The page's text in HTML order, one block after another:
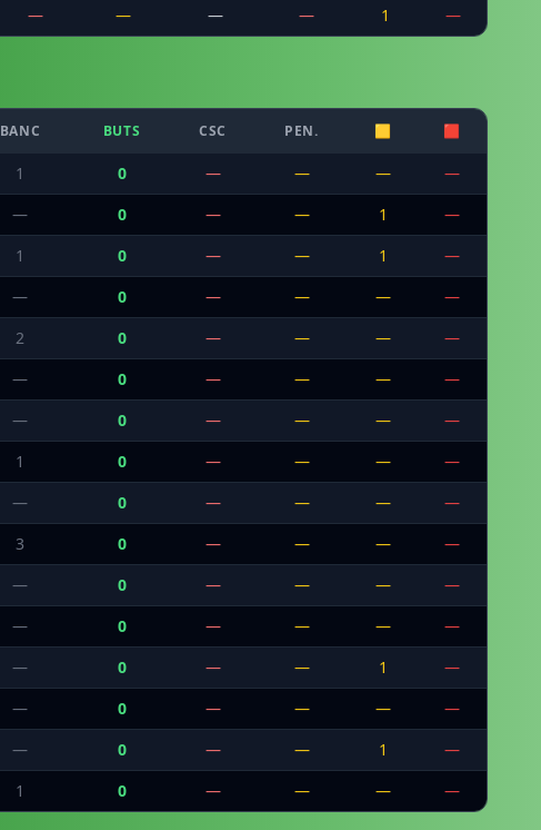
— — — — 1 —
BANC BUTS CSC PEN. 🟨 🟥
1 0 — — —
—
— 0 — — 1
—
1 0 — — 1
—
— 0 — — —
—
2 0 — — —
—
— 0 — — —
—
— 0 — — —
—
1 0 — — —
—
— 0 — — —
—
3 0 — — —
—
— 0 — — —
—
— 0 — — —
—
— 0 — — 1
—
— 0 — — —
—
— 0 — — 1
—
1 0 — — — —